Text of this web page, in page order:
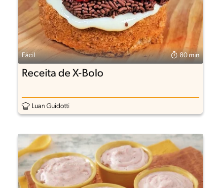
Fácil 80 min
Receita de X-Bolo
Luan Guidotti